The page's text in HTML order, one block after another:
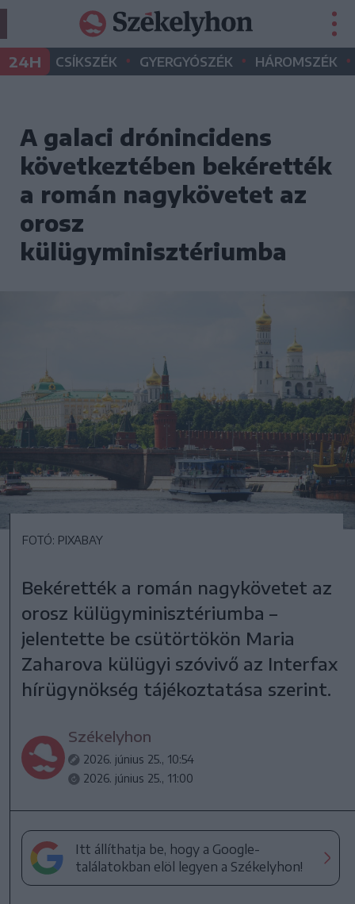
24H CSÍKSZÉK • GYERGYÓSZÉK • HÁROMSZÉK •
A galaci drónincidens
következtében bekérették
a román nagykövetet az
orosz
külügyminisztériumba
FOTÓ: PIXABAY
Bekérették a román nagykövetet az
orosz külügyminisztériumba –
jelentette be csütörtökön Maria
Zaharova külügyi szóvivő az Interfax
hírügynökség tájékoztatása szerint.
Székelyhon
2026. június 25., 10:54
2026. június 25., 11:00
Itt állíthatja be, hogy a Google-
találatokban elöl legyen a Székelyhon!